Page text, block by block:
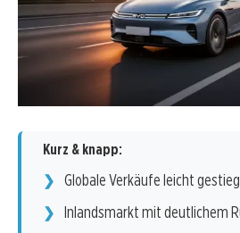
Kurz & knapp:
Globale Verkäufe leicht
Inlandsmarkt mit deutlichem